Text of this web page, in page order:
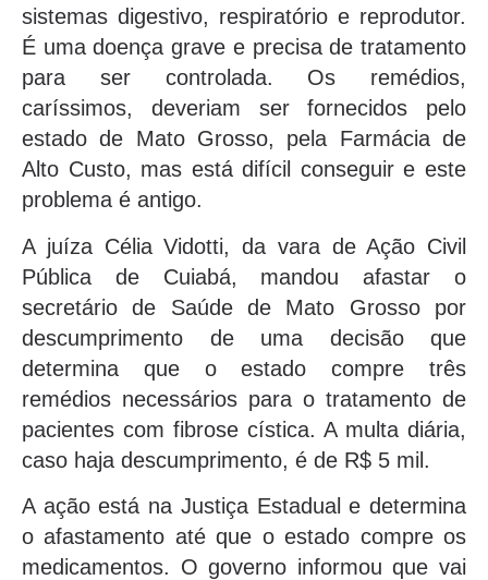
sistemas digestivo, respiratório e reprodutor.
É uma doença grave e precisa de tratamento
para ser controlada. Os remédios,
caríssimos, deveriam ser fornecidos pelo
estado de Mato Grosso, pela Farmácia de
Alto Custo, mas está difícil conseguir e este
problema é antigo.
A juíza Célia Vidotti, da vara de Ação Civil
Pública de Cuiabá, mandou afastar o
secretário de Saúde de Mato Grosso por
descumprimento de uma decisão que
determina que o estado compre três
remédios necessários para o tratamento de
pacientes com fibrose cística. A multa diária,
caso haja descumprimento, é de R$ 5 mil.
A ação está na Justiça Estadual e determina
o afastamento até que o estado compre os
medicamentos. O governo informou que vai